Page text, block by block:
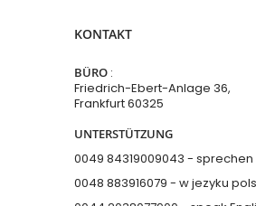
KONTAKT
BÜRO :
Friedrich-Ebert-Anlage 36,
Frankfurt 60325
UNTERSTÜTZUNG
0049 84319009043 - sprechen
0048 883916079 - w jezyku